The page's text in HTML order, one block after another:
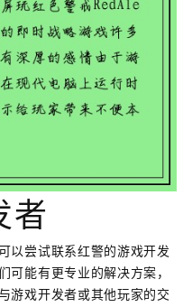
者
以尝试联系红警的游戏开发
能有更专业的解决方案，
游戏开发者或其他玩家的交